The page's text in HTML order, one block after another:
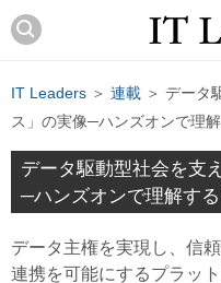
IT Leaders ＞ 連載 ＞ データ
ス」の実像─ハンズオンで理
データ駆動型社会を支
─ハンズオンで理解す
データ主権を実現し、信
連携を可能にするプラッ